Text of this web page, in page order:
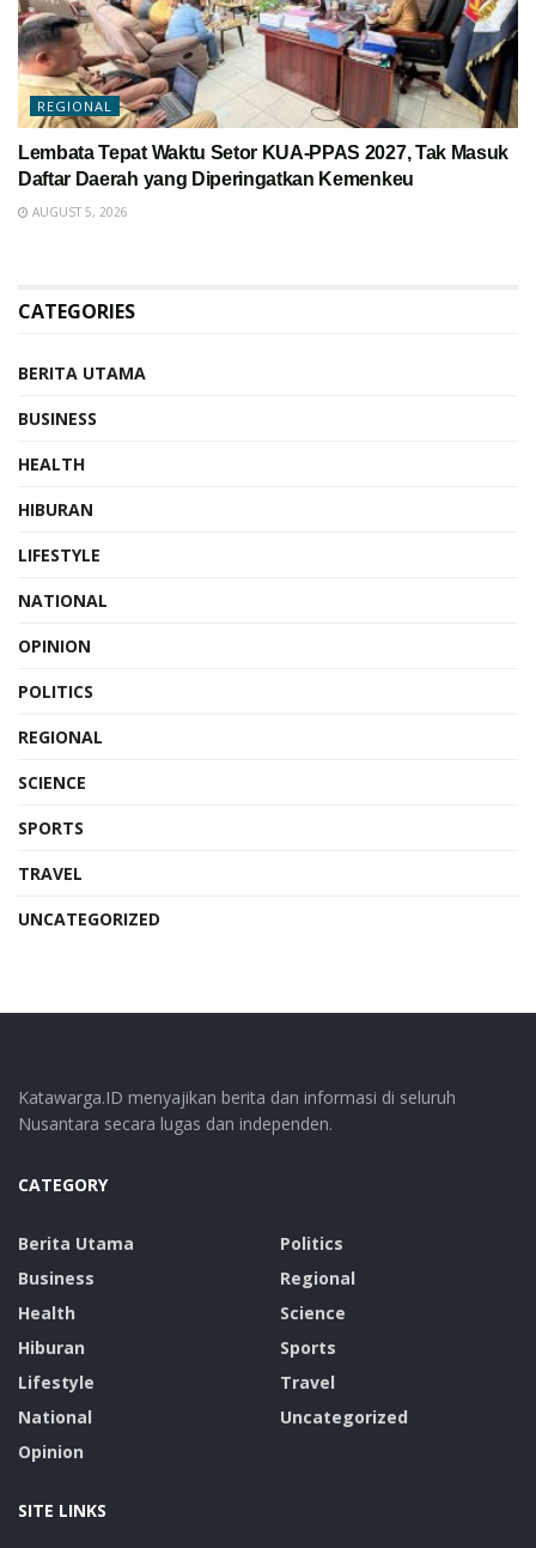
REGIONAL
Lembata Tepat Waktu Setor KUA-PPAS 2027, Tak Masuk
Daftar Daerah yang Diperingatkan Kemenkeu
AUGUST 5, 2026
CATEGORIES
BERITA UTAMA
BUSINESS
HEALTH
HIBURAN
LIFESTYLE
NATIONAL
OPINION
POLITICS
REGIONAL
SCIENCE
SPORTS
TRAVEL
UNCATEGORIZED
Katawarga.ID menyajikan berita dan informasi di seluruh
Nusantara secara lugas dan independen.
CATEGORY
Berita Utama
Business
Health
Hiburan
Lifestyle
National
Opinion
Politics
Regional
Science
Sports
Travel
Uncategorized
SITE LINKS